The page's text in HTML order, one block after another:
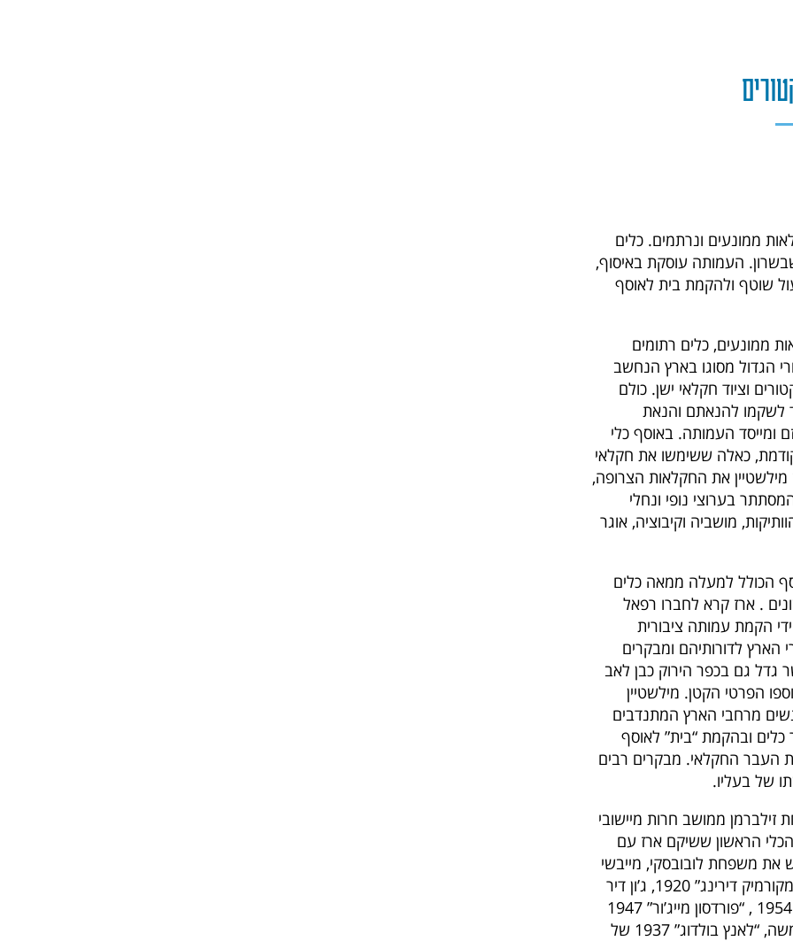
ממונעים ונרתמים. כלים
העמותה עוסקת באיסוף,
שוטף ולהקמת בית לאוסף
ממונעים, כלים רתומים
הגדול מסוגו בארץ הנחשב
וציוד חקלאי ישן. כולם
לשקמו להנאתם והנאת
ומייסד העמותה. באוסף כלי
כאלה ששימשו את חקלאי
את החקלאות הצרופה,
בערוצי נופי ונחלי
מושביה וקיבוציה, אוגר
הכולל למעלה ממאה כלים
. ארז קרא לחברו רפאל
הקמת עמותה ציבורית
הארץ לדורותיהם ומבקרים
גדל גם בכפר הירוק כבן לאב
הפרטי הקטן. מילשטיין
מרחבי הארץ המתנדבים
ובהקמת “בית” לאוסף
העבר החקלאי. מבקרים רבים
של בעליו.
את משפחת זילברמן ממושב חרות מיישובי
הראשון ששיקם ארז עם
את משפחת לובובסקי, מייבשי
ביצות החולה ומייסדי המושבה ייסוד המעלה. בין הכלים תראו “מקורמיק דירינג” 1920, ג’ון דיר
1938 מקיבוץ נאות מרדכי, זחל “בריסטול” 1935 , “דויד בראון” 1954 , “פורדסון מייג’ור” 1947
בנזין נפט, “פנצ’ר” גרמני, ממושב אורות, “זאטוט” ממושב צור משה, “לאנץ בולדוג” 1937 של